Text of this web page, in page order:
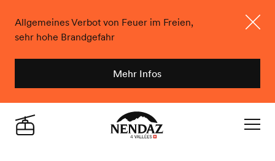
Allgemeines Verbot von Feuer im Freien,
sehr hohe Brandgefahr
Mehr Infos